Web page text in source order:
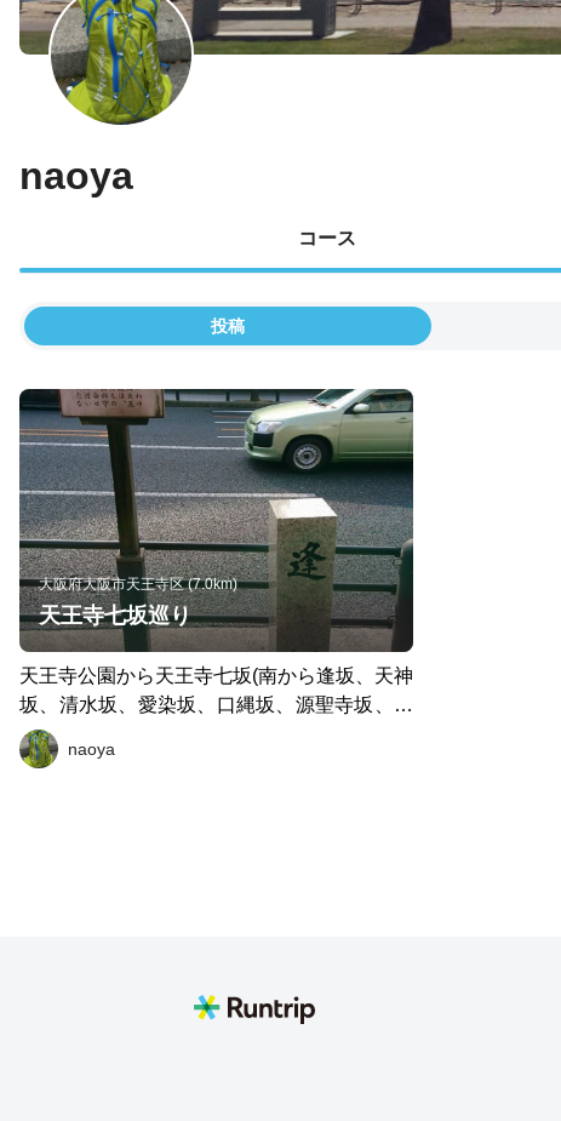
naoya
コース
投稿
大阪府大阪市天王寺区 (7.0km)
天王寺七坂巡り
天王寺公園から天王寺七坂(南から逢坂、天神
坂、清水坂、愛染坂、口縄坂、源聖寺坂、真
言坂)を巡るコース。往復で各坂上り下り両方
を楽しめます。また坂によっては石段になっ
naoya